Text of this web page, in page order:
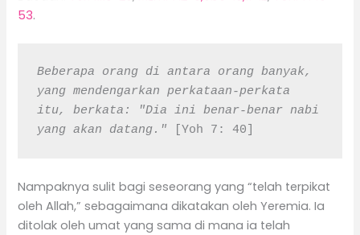
53.
Beberapa orang di antara orang banyak,
yang mendengarkan perkataan-perkata
itu, berkata: "Dia ini benar-benar nabi
yang akan datang."
[Yoh 7: 40]
Nampaknya sulit bagi seseorang yang “telah terpikat
oleh Allah,” sebagaimana dikatakan oleh Yeremia. Ia
ditolak oleh umat yang sama di mana ia telah